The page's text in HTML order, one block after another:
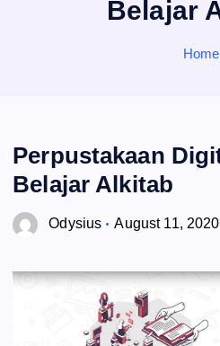
Belajar
Home
Perpustakaan
Belajar Alkitab
Odysius August 11, 2020